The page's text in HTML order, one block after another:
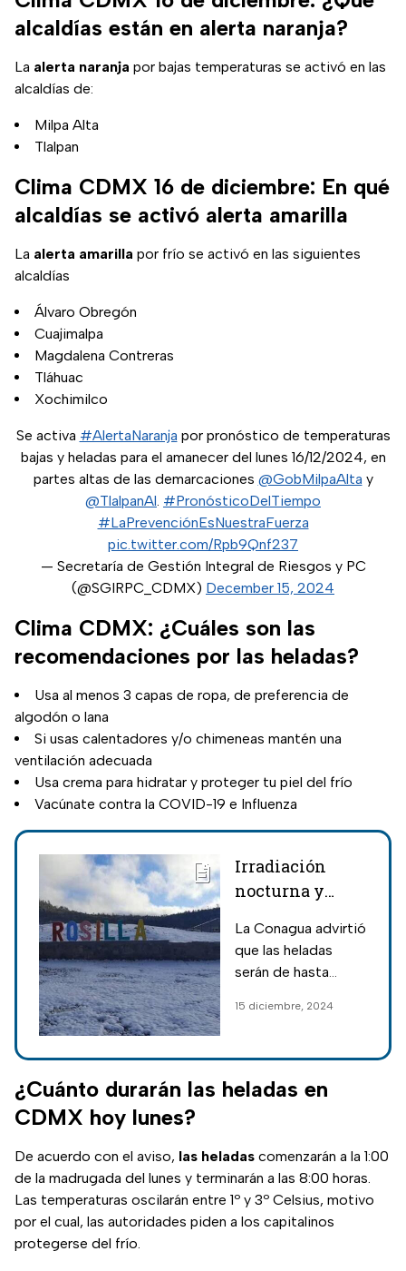
alcaldías están en alerta naranja?
La alerta naranja por bajas temperaturas se activó en las
alcaldías de:
Milpa Alta
Tlalpan
Clima CDMX 16 de diciembre: En qué
alcaldías se activó alerta amarilla
La alerta amarilla por frío se activó en las siguientes
alcaldías
Álvaro Obregón
Cuajimalpa
Magdalena Contreras
Tláhuac
Xochimilco
Se activa #AlertaNaranja por pronóstico de temperaturas
bajas y heladas para el amanecer del lunes 16/12/2024, en
partes altas de las demarcaciones @GobMilpaAlta y
@TlalpanAl. #PronósticoDelTiempo
#LaPrevenciónEsNuestraFuerza
pic.twitter.com/Rpb9Qnf237
— Secretaría de Gestión Integral de Riesgos y PC
(@SGIRPC_CDMX) December 15, 2024
Clima CDMX: ¿Cuáles son las
recomendaciones por las heladas?
Usa al menos 3 capas de ropa, de preferencia de
algodón o lana
Si usas calentadores y/o chimeneas mantén una
ventilación adecuada
Usa crema para hidratar y proteger tu piel del frío
Vacúnate contra la COVID-19 e Influenza
Irradiación
nocturna y
invernales para
el clima hoy
diciembre
La Conagua advirtió
que las heladas
serán de hasta
irradiación nocturna
lunes; estados
reportarán lluvia.
15 diciembre, 2024
¿Cuánto durarán las heladas en
CDMX hoy lunes?
De acuerdo con el aviso, las heladas comenzarán a la 1:00
de la madrugada del lunes y terminarán a las 8:00 horas.
Las temperaturas oscilarán entre 1º y 3º Celsius, motivo
por el cual, las autoridades piden a los capitalinos
protegerse del frío.